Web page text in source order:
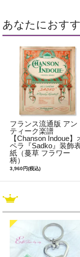
あなたにおす
フランス流通版 アン
ティーク楽譜
【Chanson Indoue】
ペラ『Sadko』装飾
紙（蔓草 フラワー
柄）
3,960円(税込)